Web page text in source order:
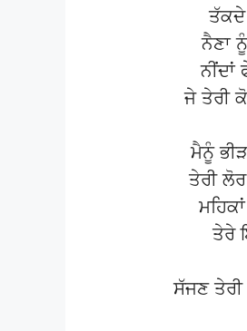
ਤੱਕਦੇ
ਨੈਣਾ
ਜੇ ਤੇਰੀ
ਮੈਨੂੰ
ਤੇਰੀ
ਤੇਰੇ
ਸੱਜਣ ਤੇਰੀ